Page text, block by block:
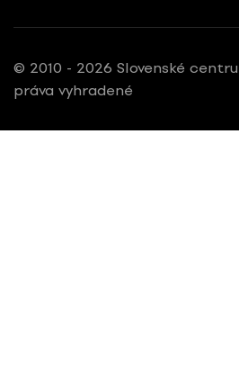
© 2010 - 2026 Slovenské
práva vyhradené